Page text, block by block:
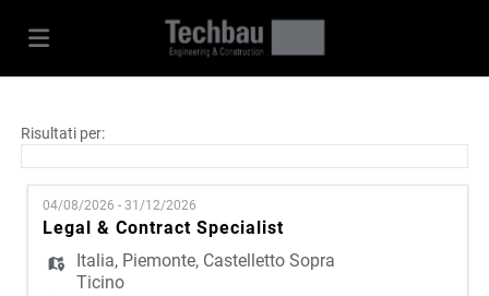
Offerte
di
Carica
Risultati per:
04/08/2026 - 31/12/2026
Legal & Contract Specialist
Italia, Piemonte, Castelletto Sopra
Ticino